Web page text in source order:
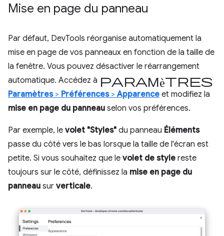
Mise en page du panneau
Par défaut, DevTools réorganise automatiquement la
mise en page de vos panneaux en fonction de la taille de
la fenêtre. Vous pouvez désactiver le réarrangement
automatique. Accédez à Paramètres
Paramètres> Préférences>Apparence et modifiez la
mise en page du panneau selon vos préférences.
Par exemple, le volet "Styles" du panneau Éléments
passe du côté vers le bas lorsque la taille de l'écran est
petite. Si vous souhaitez que le volet de style reste
toujours sur le côté, définissez la mise en page du
panneau sur verticale.